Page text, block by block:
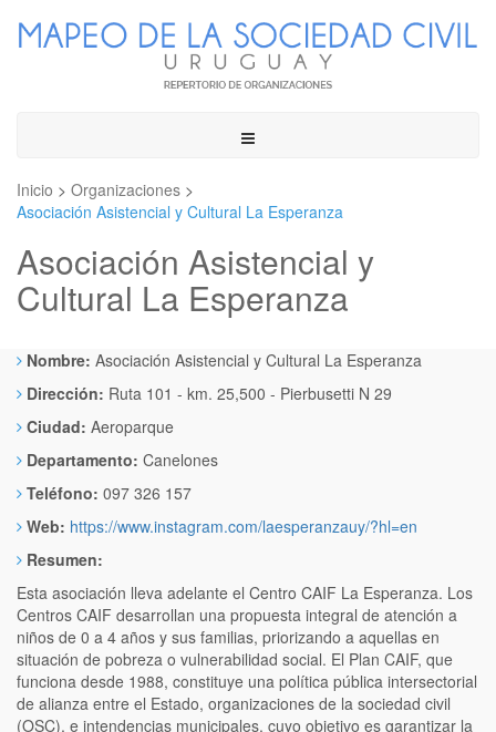
Toggle
Inicio > Organizaciones >
Asociación Asistencial y Cultural La Esperanza
Asociación Asistencial y
Cultural La Esperanza
Nombre: Asociación Asistencial y Cultural La Esperanza
Dirección: Ruta 101 - km. 25,500 - Pierbusetti N 29
Ciudad: Aeroparque
Departamento: Canelones
Teléfono: 097 326 157
Web: https://www.instagram.com/laesperanzauy/?hl=en
Resumen:
Esta asociación lleva adelante el Centro CAIF La Esperanza. Los
Centros CAIF desarrollan una propuesta integral de atención a
niños de 0 a 4 años y sus familias, priorizando a aquellas en
situación de pobreza o vulnerabilidad social. El Plan CAIF, que
funciona desde 1988, constituye una política pública intersectorial
de alianza entre el Estado, organizaciones de la sociedad civil
(OSC), e intendencias municipales, cuyo objetivo es garantizar la